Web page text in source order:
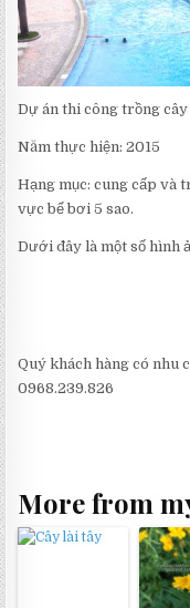
Dự án thi công trồng
Năm thực hiện: 2015
Hạng mục: cung cấp và
vực bể bơi 5 sao.
Dưới đây là một số hình
Quý khách hàng có nhu
0968.239.826
More from